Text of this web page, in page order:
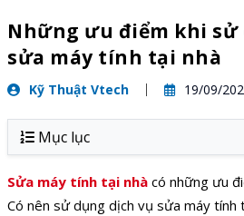
Những ưu điểm khi sử
sửa máy tính tại nhà
Kỹ Thuật Vtech 19/09/
Mục lục
Sửa máy tính tại nhà có những ưu
Có nên sử dụng dịch vụ sửa máy tính